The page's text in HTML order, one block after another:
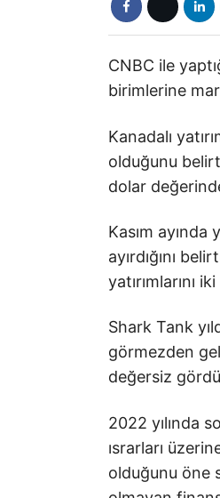
CNBC ile
birimlerine
Kanadalı
olduğunu
dolar
Kasım
ayırdığını
yatırımlarını
Shark Tank
görmezden
değersiz
2022 yılında
ısrarları
olduğunu öne